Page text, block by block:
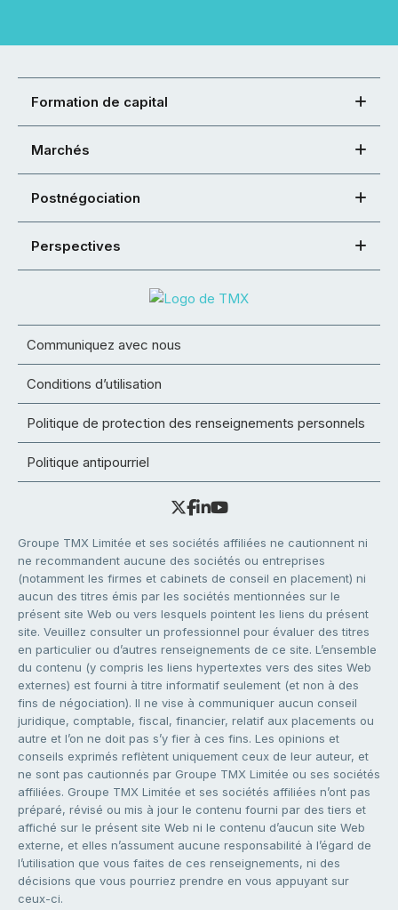
Formation de capital
Marchés
Postnégociation
Perspectives
Communiquez avec nous
Conditions d’utilisation
Politique de protection des renseignements personnels
Politique antipourriel
Groupe TMX Limitée et ses sociétés affiliées ne cautionnent ni
ne recommandent aucune des sociétés ou entreprises
(notamment les firmes et cabinets de conseil en placement) ni
aucun des titres émis par les sociétés mentionnées sur le
présent site Web ou vers lesquels pointent les liens du présent
site. Veuillez consulter un professionnel pour évaluer des titres
en particulier ou d’autres renseignements de ce site. L’ensemble
du contenu (y compris les liens hypertextes vers des sites Web
externes) est fourni à titre informatif seulement (et non à des
fins de négociation). Il ne vise à communiquer aucun conseil
juridique, comptable, fiscal, financier, relatif aux placements ou
autre et l’on ne doit pas s’y fier à ces fins. Les opinions et
conseils exprimés reflètent uniquement ceux de leur auteur, et
ne sont pas cautionnés par Groupe TMX Limitée ou ses sociétés
affiliées. Groupe TMX Limitée et ses sociétés affiliées n’ont pas
préparé, révisé ou mis à jour le contenu fourni par des tiers et
affiché sur le présent site Web ni le contenu d’aucun site Web
externe, et elles n’assument aucune responsabilité à l’égard de
l’utilisation que vous faites de ces renseignements, ni des
décisions que vous pourriez prendre en vous appuyant sur
ceux-ci.